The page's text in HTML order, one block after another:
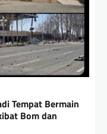
Tempat Bermain
Bom dan